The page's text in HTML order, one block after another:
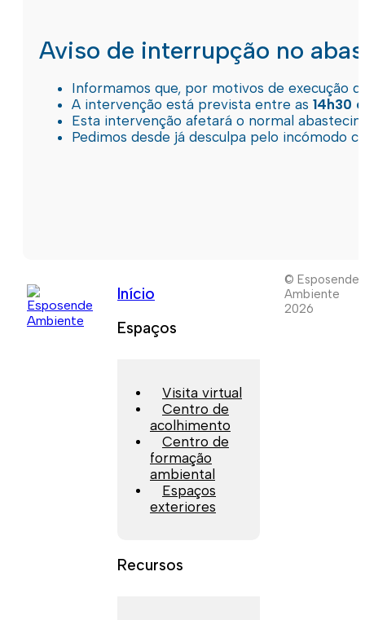
Aviso de interrupção no
Informamos que, por motivos de execução
A intervenção está prevista entre as 14h30
Esta intervenção afetará o normal
Pedimos desde já desculpa pelo incómodo
Início
Espaços
Visita virtual
Centro de
acolhimento
Centro de
formação
ambiental
Espaços
exteriores
Recursos
© Esposende
Ambiente
2026